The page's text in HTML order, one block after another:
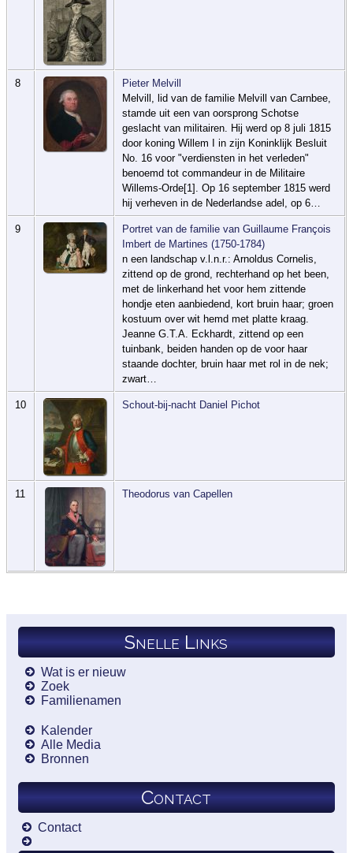
8
Pieter Melvill
Melvill, lid van de familie Melvill van Carnbee,
stamde uit een van oorsprong Schotse
geslacht van militairen. Hij werd op 8 juli 1815
door koning Willem I in zijn Koninklijk Besluit
No. 16 voor "verdiensten in het verleden"
benoemd tot commandeur in de Militaire
Willems-Orde[1]. Op 16 september 1815 werd
hij verheven in de Nederlandse adel, op 6…
9
Portret van de familie van Guillaume François
Imbert de Martines (1750-1784)
n een landschap v.l.n.r.: Arnoldus Cornelis,
zittend op de grond, rechterhand op het been,
met de linkerhand het voor hem zittende
hondje eten aanbiedend, kort bruin haar; groen
kostuum over wit hemd met platte kraag.
Jeanne G.T.A. Eckhardt, zittend op een
tuinbank, beiden handen op de voor haar
staande dochter, bruin haar met rol in de nek;
zwart…
10 Schout-bij-nacht Daniel Pichot
11 Theodorus van Capellen
Snelle Links
Wat is er nieuw
Zoek
Familienamen
Kalender
Alle Media
Bronnen
Contact
Contact